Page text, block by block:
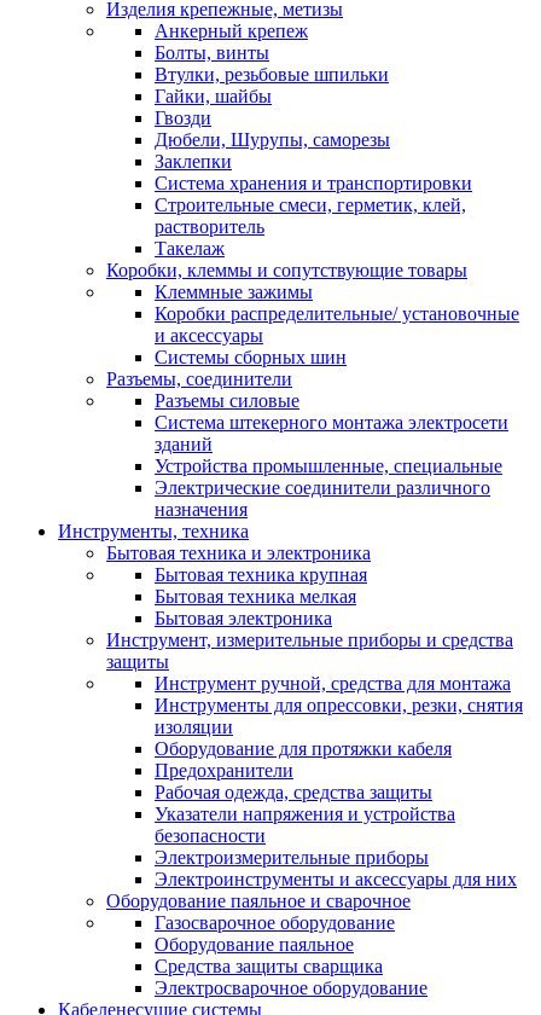
Изделия крепежные, метизы
Анкерный крепеж
Болты, винты
Втулки, резьбовые шпильки
Гайки, шайбы
Гвозди
Дюбели, Шурупы, саморезы
Заклепки
Система хранения и транспортировки
Строительные смеси, герметик, клей,
растворитель
Такелаж
Коробки, клеммы и сопутствующие товары
Клеммные зажимы
Коробки распределительные/ установочные
и аксессуары
Системы сборных шин
Разъемы, соединители
Разъемы силовые
Система штекерного монтажа электросети
зданий
Устройства промышленные, специальные
Электрические соединители различного
назначения
Инструменты, техника
Бытовая техника и электроника
Бытовая техника крупная
Бытовая техника мелкая
Бытовая электроника
Инструмент, измерительные приборы и средства
защиты
Инструмент ручной, средства для монтажа
Инструменты для опрессовки, резки, снятия
изоляции
Оборудование для протяжки кабеля
Предохранители
Рабочая одежда, средства защиты
Указатели напряжения и устройства
безопасности
Электроизмерительные приборы
Электроинструменты и аксессуары для них
Оборудование паяльное и сварочное
Газосварочное оборудование
Оборудование паяльное
Средства защиты сварщика
Электросварочное оборудование
Кабеленесущие системы